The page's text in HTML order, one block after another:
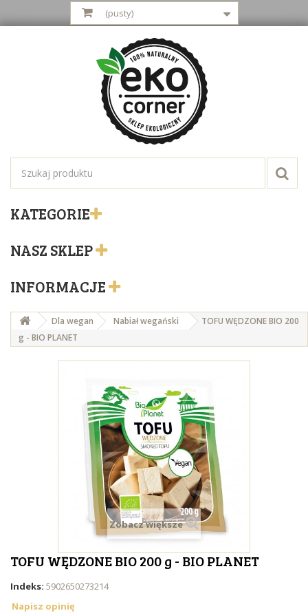
(pusty)
KATEGORIE
NASZ SKLEP
INFORMACJE
Dla wegan Nabiał wegański
TOFU WĘDZONE BIO 200
g - BIO PLANET
Zobacz większe
TOFU WĘDZONE BIO 200 g - BIO PLANET
Indeks: 5902650273214
Napisz opinię